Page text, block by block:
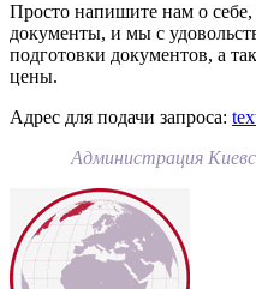
Просто напишите нам о
документы, и мы с
подготовки документов, а
цены.
Адрес для подачи запроса:
Администрация